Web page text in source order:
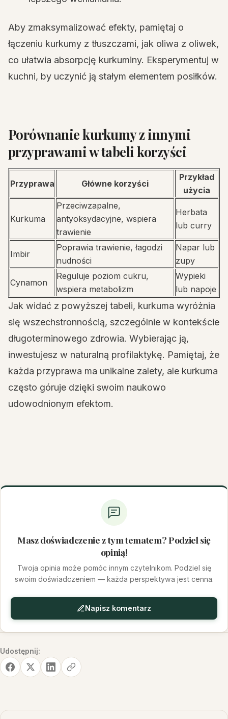
Aby zmaksymalizować efekty, pamiętaj o
łączeniu kurkumy z tłuszczami, jak oliwa z oliwek,
co ułatwia absorpcję kurkuminy. Eksperymentuj w
kuchni, by uczynić ją stałym elementem posiłków.
Porównanie kurkumy z innymi
przyprawami w tabeli korzyści
Przyprawa Główne korzyści
Przykład
użycia
Kurkuma
Przeciwzapalne,
antyoksydacyjne, wspiera
trawienie
Herbata
lub curry
Imbir
Poprawia trawienie, łagodzi
nudności
Napar lub
zupy
Cynamon
Reguluje poziom cukru,
wspiera metabolizm
Wypieki
lub napoje
Jak widać z powyższej tabeli, kurkuma wyróżnia
się wszechstronnością, szczególnie w kontekście
długoterminowego zdrowia. Wybierając ją,
inwestujesz w naturalną profilaktykę. Pamiętaj, że
każda przyprawa ma unikalne zalety, ale kurkuma
często góruje dzięki swoim naukowo
udowodnionym efektom.
Masz doświadczenie z tym tematem? Podziel się
opinią!
Twoja opinia może pomóc innym czytelnikom. Podziel się
swoim doświadczeniem — każda perspektywa jest cenna.
Napisz komentarz
Udostępnij: